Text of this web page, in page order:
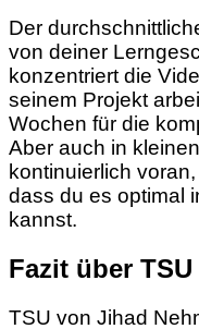
Der
von deiner
konzentriert die
seinem Projekt
Wochen für die
Aber auch in
kontinuierlich
dass du es optimal
kannst.
Fazit über
TSU von Jihad